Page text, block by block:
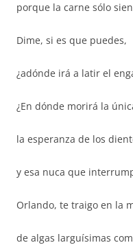
porque la carne sólo
Dime, si es que puedes,
¿adónde irá a latir el
¿En dónde morirá la
la esperanza de los
y esa nuca que
Orlando, te traigo en la
de algas larguísimas